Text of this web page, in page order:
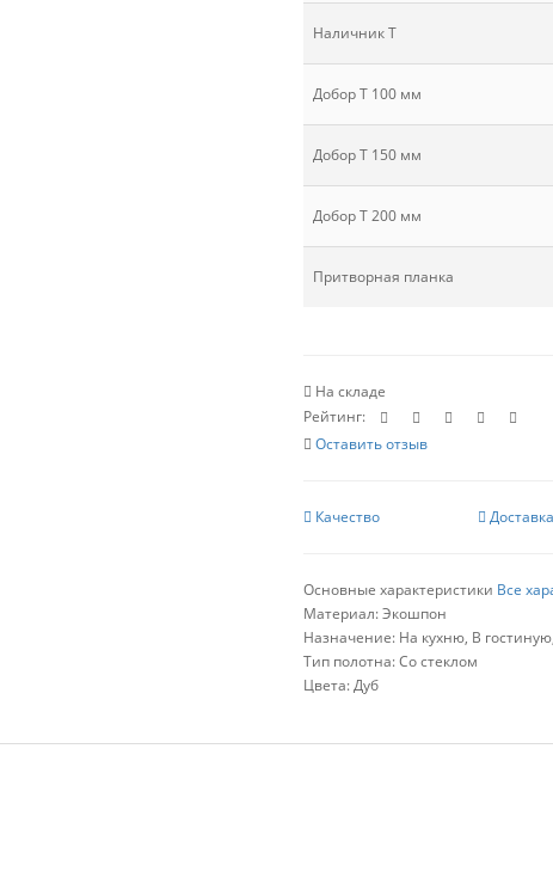
Наличник Т
Добор Т 100 мм
Добор Т 150 мм
Добор Т 200 мм
Притворная планка
На складе
Рейтинг:
Оставить отзыв
Качество
Основные характеристики Все
Материал:Экошпон
Назначение: На кухню, В
Тип полотна:Со стеклом
Цвета:Дуб